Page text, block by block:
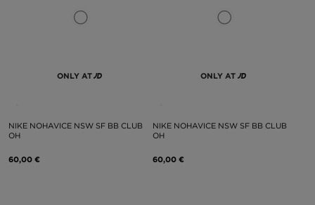
ONLY AT
NIKE NOHAVICE NSW SF BB CLUB
OH
60,00 €
ONLY AT
NIKE NOHAVICE NSW SF BB CLUB
OH
60,00 €